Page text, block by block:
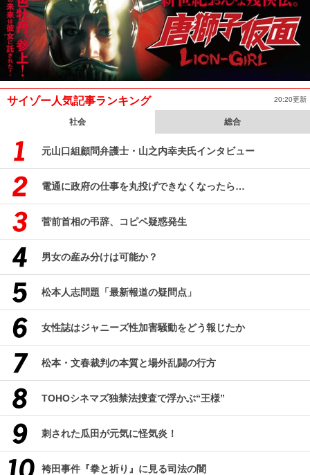
サイゾー人気記事ランキング 20:20更新
社会 総合
元山口組顧問弁護士・山之内幸夫氏インタビュー
電通に政府の仕事を丸投げできなくなったら…
菅前首相の弔辞、コピペ疑惑発生
男女の産み分けは可能か？
松本人志問題「最新報道の疑問点」
女性誌はジャニーズ性加害騒動をどう報じたか
松本・文春裁判の本質と場外乱闘の行方
TOHOシネマズ独禁法捜査で浮かぶ“王様”
刺された瓜田が元気に怪気炎！
袴田事件『拳と祈り』に見る司法の闇